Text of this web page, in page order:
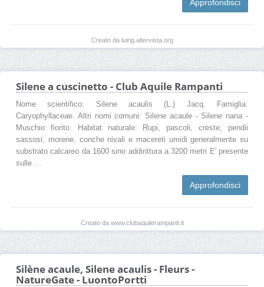
Approfondisci
Creato da luirig.altervista.org
Silene a cuscinetto - Club Aquile Rampanti
Nome scientifico: Silene acaulis (L.) Jacq. Famiglia:
Caryophyllaceae. Altri nomi comuni: Silene acaule - Silene nana -
Muschio fiorito. Habitat naturale: Rupi, pascoli, creste, pendii
sassosi, morene, conche nivali e macereti umidi generalmente su
substrato calcareo da 1600 sino addirittura a 3200 metri E' presente
sulle ...
Approfondisci
Creato da www.clubaquilerampanti.it
Silène acaule, Silene acaulis - Fleurs -
NatureGate - LuontoPortti